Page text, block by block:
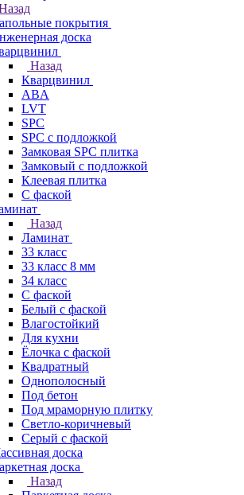
покрытия
доска
Назад
Кварцвинил
ABA
LVT
SPC
SPC с подложкой
Замковая SPC плитка
Замковый с подложкой
Клеевая плитка
С фаской
Назад
Ламинат
33 класс
33 класс 8 мм
34 класс
C фаской
Белый с фаской
Влагостойкий
Для кухни
Ёлочка с фаской
Квадратный
Однополосный
Под бетон
Под мраморную плитку
Светло-коричневый
Серый с фаской
доска
доска
Назад